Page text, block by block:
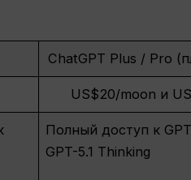
ChatGPT Plus / Pro
US$20/moon и
Полный доступ к
GPT-5.1 Thinking